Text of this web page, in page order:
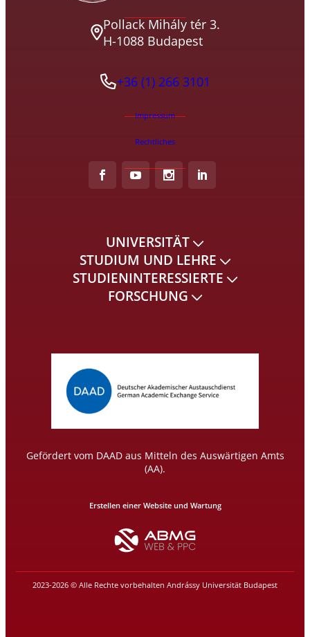
Pollack Mihály tér 3.
H-1088 Budapest
+36 (1) 266 3101
Impressum
Rechtliches
UNIVERSITÄT
STUDIUM UND LEHRE
STUDIENINTERESSIERTE
FORSCHUNG
Gefördert vom DAAD aus Mitteln des Auswärtigen Amts
(AA).
2023-2026 © Alle Rechte vorbehalten Andrássy Universität Budapest
Erstellen einer Website und Wartung